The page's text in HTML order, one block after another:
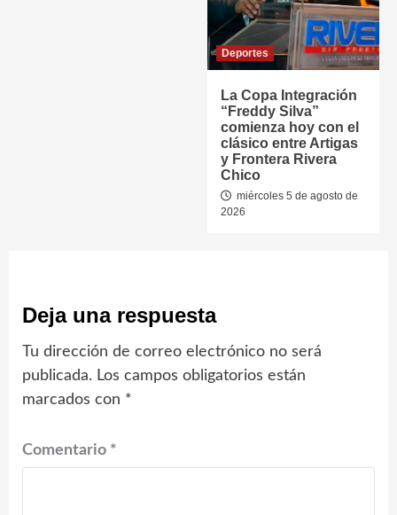
Deportes
La Copa Integración
“Freddy Silva”
comienza hoy con el
clásico entre Artigas
y Frontera Rivera
Chico
miércoles 5 de agosto de
2026
Deja una respuesta
Tu dirección de correo electrónico no será
publicada. Los campos obligatorios están
marcados con *
Comentario *